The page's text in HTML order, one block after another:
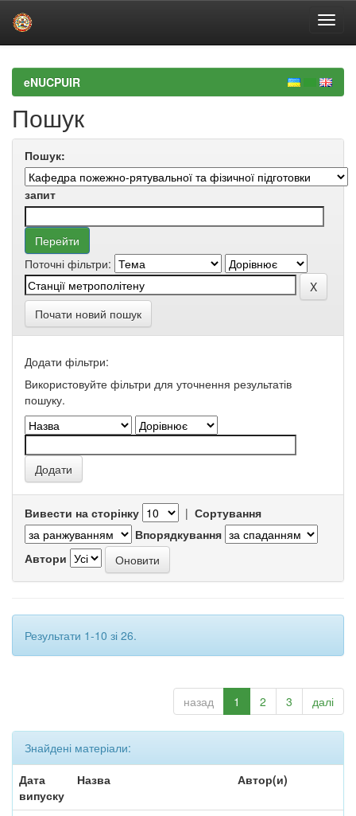
navigationeNUCPUIR
Пошук
Пошук:
запит
Поточні фільтри:
Почати новий пошук
Додати фільтри:
Використовуйте фільтри для уточнення результатів
пошуку.
Вивести на сторінку | Сортування
Впорядкування
Автори
Результати 1-10 зі 26.
назад 1 2 3 далі
Знайдені матеріали:
Дата
випуску
Назва Автор(и)